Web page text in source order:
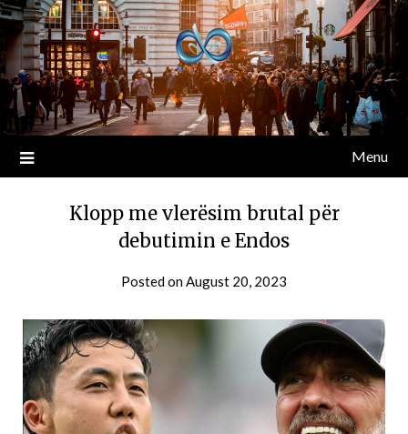
Menu
Klopp me vlerësim brutal për
debutimin e Endos
Posted onAugust 20, 2023